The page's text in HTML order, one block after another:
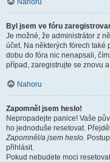
Nahoru
Byl jsem ve fóru
Je možné, že administrátor z
účet. Na některých fórech
dobu do fóra nic nenapsali,
případ, zaregistrujte se znovu
Nahoru
Zapomněl jsem heslo!
Nepropadejte panice! Vaše
ho jednoduše resetovat.
Zapomněl/a jsem heslo.
přihlásit.
Pokud nebudete moci